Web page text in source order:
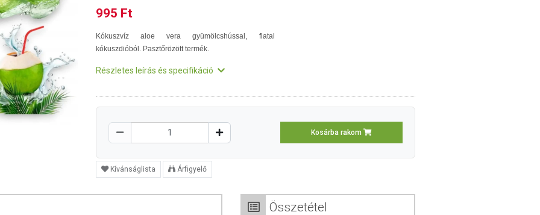
995 Ft
Kókuszvíz aloe vera gyümölcshússal, fiatal
kókuszdióból. Pasztőrözött termék.
Részletes leírás és specifikáció
Kosárba rakom
Kívánságlista Árfigyelő
Összetétel